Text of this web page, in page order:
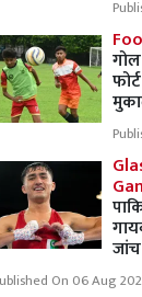
जांच
On 06 Aug